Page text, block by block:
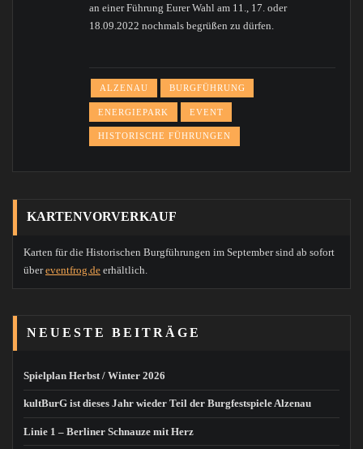
an einer Führung Eurer Wahl am 11., 17. oder
18.09.2022 nochmals begrüßen zu dürfen.
ALZENAU BURGFÜHRUNG
ENERGIEPARK EVENT
HISTORISCHE FÜHRUNGEN
KARTENVORVERKAUF
Karten für die Historischen Burgführungen im September sind ab sofort
übereventfrog.de erhältlich.
NEUESTE BEITRÄGE
Spielplan Herbst / Winter 2026
kultBurG ist dieses Jahr wieder Teil der Burgfestspiele Alzenau
Linie 1 – Berliner Schnauze mit Herz